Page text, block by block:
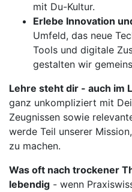
mit Du-Kultur.
Erlebe Innovation
Umfeld, das neue
Tools und digitale
gestalten wir
Lehre steht dir - auch im
ganz unkompliziert mit
Zeugnissen sowie
werde Teil unserer
zu machen.
Was oft nach trockener
lebendig - wenn